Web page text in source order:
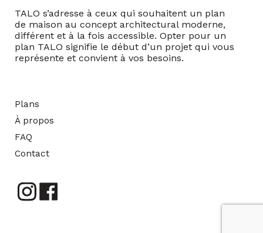
TALO s’adresse à ceux qui souhaitent un plan
de maison au concept architectural moderne,
différent et à la fois accessible. Opter pour un
plan TALO signifie le début d’un projet qui vous
représente et convient à vos besoins.
Plans
À propos
FAQ
Contact